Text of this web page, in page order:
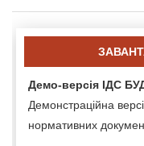
Демо-версія ІДС
Демонстраційна
нормативних